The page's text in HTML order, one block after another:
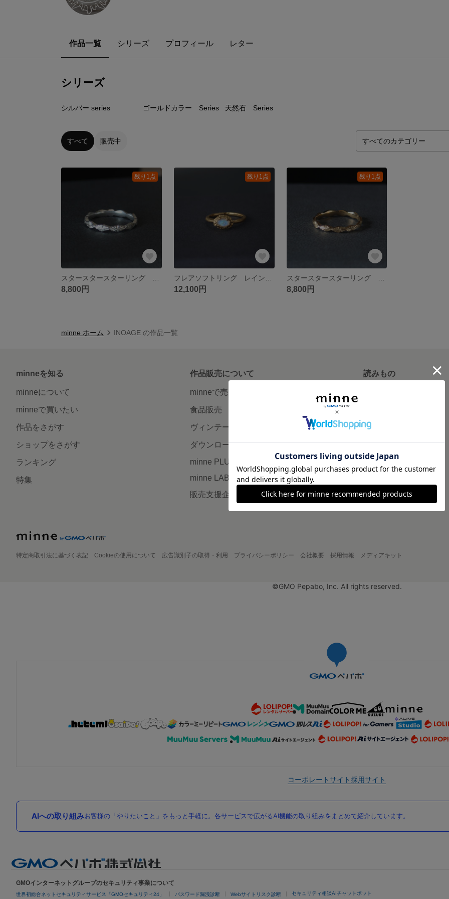
作品一覧 シリーズ プロフィール レター
シリーズ
シルバー series ゴールドカラー Series 天然石 Series
すべて 販売中
残り1点
8,800円
残り1点
12,100円
残り1点
8,800円
minne ホーム INOAGE の作品一覧
minneを知る
minneについて
minneで買いたい
作品をさがす
ショップをさがす
ランキング
特集
作品販売について
minneで売りたい
食品販売
ヴィンテージ販売
ダウンロード販売
minne PLUS
minne LAB
販売支援企画・イベント
読みもの
ニュース
minneの本
企業の方へ
大口注文について
特定商取引法に基づく表記 Cookieの使用について 広告識別子の取得・利用 プライバシーポリシー 会社概要 採用情報 メディアキット
©GMO Pepabo, Inc. All rights reserved.
コーポレートサイト採用サイト
AIへの取り組みお客様の「やりたいこと」をもっと手軽に。各サービスで広がるAI機能の取り組みをまとめて紹介しています。
GMOインターネットグループのセキュリティ事業について
世界初総合ネットセキュリティサービス「GMOセキュリティ24」 パスワード漏洩診断 Webサイトリスク診断 セキュリティ相談AIチャットボット